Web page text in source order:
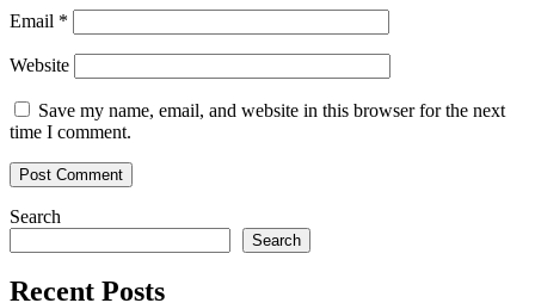
Email *
Website
Save my name, email, and website in this browser for the next
time I comment.
Search
Search
Recent Posts